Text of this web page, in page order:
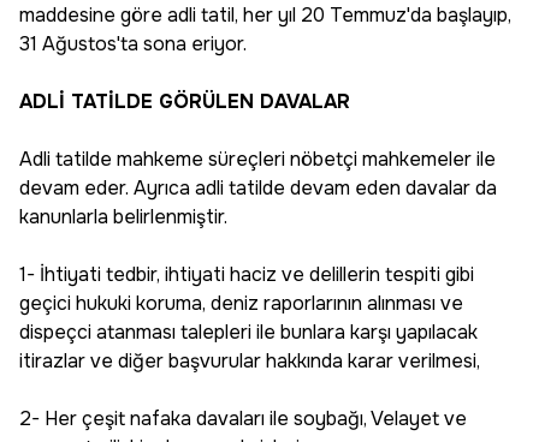
maddesine göre adli tatil, her yıl 20 Temmuz'da başlayıp,
31 Ağustos'ta sona eriyor.
ADLİ TATİLDE GÖRÜLEN DAVALAR
Adli tatilde mahkeme süreçleri nöbetçi mahkemeler ile
devam eder. Ayrıca adli tatilde devam eden davalar da
kanunlarla belirlenmiştir.
1- İhtiyati tedbir, ihtiyati haciz ve delillerin tespiti gibi
geçici hukuki koruma, deniz raporlarının alınması ve
dispeçci atanması talepleri ile bunlara karşı yapılacak
itirazlar ve diğer başvurular hakkında karar verilmesi,
2- Her çeşit nafaka davaları ile soybağı, Velayet ve